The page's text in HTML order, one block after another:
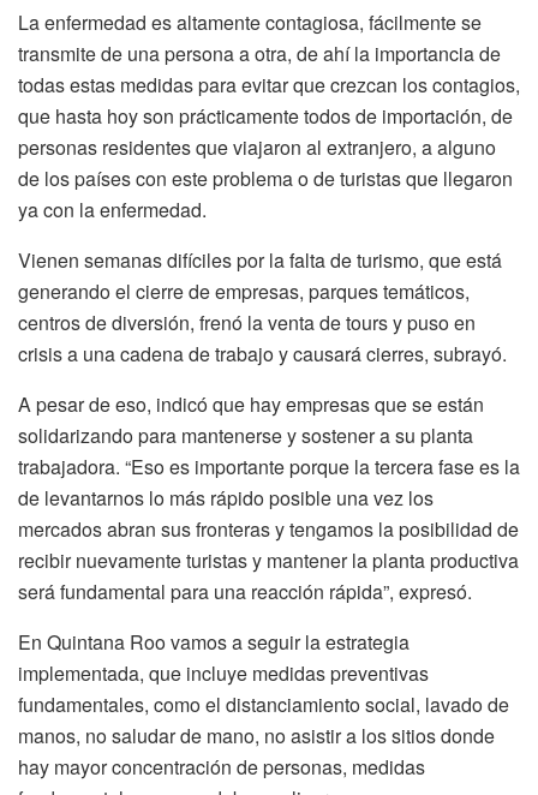
La enfermedad es altamente contagiosa, fácilmente se
transmite de una persona a otra, de ahí la importancia de
todas estas medidas para evitar que crezcan los contagios,
que hasta hoy son prácticamente todos de importación, de
personas residentes que viajaron al extranjero, a alguno
de los países con este problema o de turistas que llegaron
ya con la enfermedad.
Vienen semanas difíciles por la falta de turismo, que está
generando el cierre de empresas, parques temáticos,
centros de diversión, frenó la venta de tours y puso en
crisis a una cadena de trabajo y causará cierres, subrayó.
A pesar de eso, indicó que hay empresas que se están
solidarizando para mantenerse y sostener a su planta
trabajadora. “Eso es importante porque la tercera fase es la
de levantarnos lo más rápido posible una vez los
mercados abran sus fronteras y tengamos la posibilidad de
recibir nuevamente turistas y mantener la planta productiva
será fundamental para una reacción rápida”, expresó.
En Quintana Roo vamos a seguir la estrategia
implementada, que incluye medidas preventivas
fundamentales, como el distanciamiento social, lavado de
manos, no saludar de mano, no asistir a los sitios donde
hay mayor concentración de personas, medidas